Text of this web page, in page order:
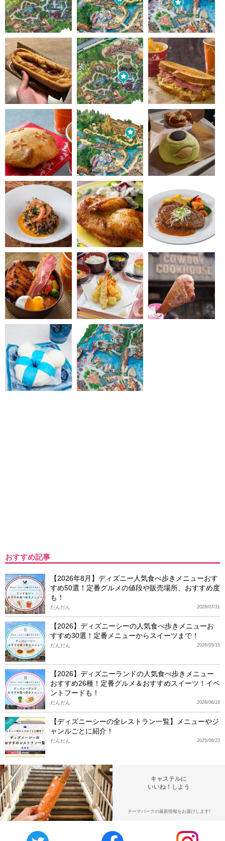
おすすめ記事
【2026年8月】ディズニー人気食べ歩きメニューおす
すめ50選！定番グルメの値段や販売場所、おすすめ度
も！
2026/07/31
だんだん
【2026】ディズニーシーの人気食べ歩きメニューお
すすめ30選！定番メニューからスイーツまで！
2026/05/15
だんだん
【2026】ディズニーランドの人気食べ歩きメニュー
おすすめ26種！定番グルメ＆おすすめスイーツ！イベ
ントフードも！
2026/06/18
だんだん
TDS
【ディズニーシーの全レストラン一覧】メニューやジ
ャンルごとに紹介！
2025/08/23
だんだん
キャステルに
いいね！しよう
テーマパークの最新情報をお届けします!